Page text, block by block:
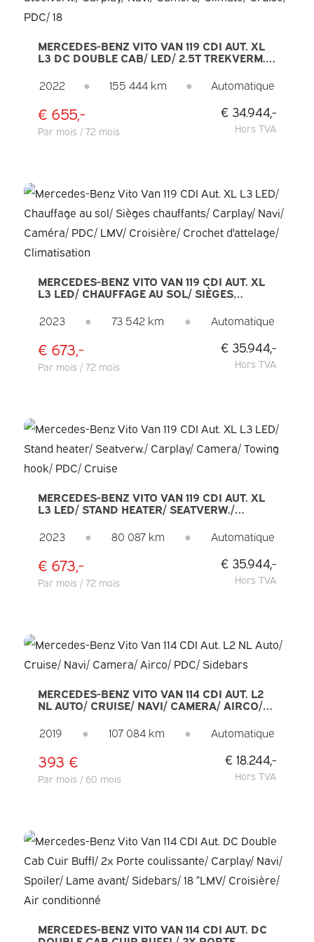
MERCEDES-BENZ VITO VAN 119 CDI AUT. XL
L3 DC DOUBLE CAB/ LED/ 2.5T TREKVERM./
CAMERA/ CLIMATE/ CRUISE/ PDC/ 18
2022 ● 155 444 km ● Automatique
€ 655,-
Par mois / 72 mois
€ 34.944,-
Hors TVA
MERCEDES-BENZ VITO VAN 119 CDI AUT. XL
L3 LED/ CHAUFFAGE AU SOL/ SIÈGES
PDC/ LMV/ CROISIÈRE/ CROCHET
D'ATTELAGE/ CLIMATISATION
2023 ● 73 542 km ● Automatique
€ 673,-
Par mois / 72 mois
€ 35.944,-
Hors TVA
MERCEDES-BENZ VITO VAN 119 CDI AUT. XL
L3 LED/ STAND HEATER/ SEATVERW./
CRUISE
2023 ● 80 087 km ● Automatique
€ 673,-
Par mois / 72 mois
€ 35.944,-
Hors TVA
MERCEDES-BENZ VITO VAN 114 CDI AUT. L2
NL AUTO/ CRUISE/ NAVI/ CAMERA/ AIRCO/
2019
● 107 084 km ● Automatique
393 €
Par mois / 60 mois
€ 18.244,-
Hors TVA
MERCEDES-BENZ VITO VAN 114 CDI AUT. DC